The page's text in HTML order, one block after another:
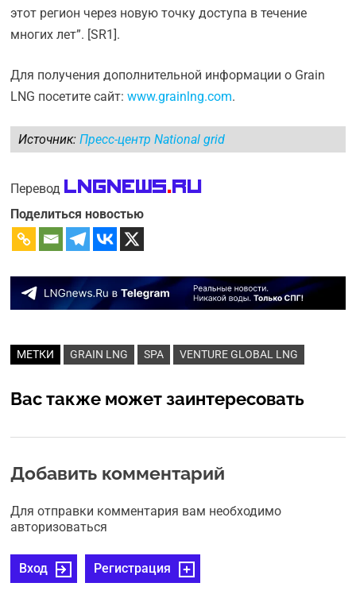
этот регион через новую точку доступа в течение
многих лет”. [SR1].
Для получения дополнительной информации о Grain
LNG посетите сайт:www.grainlng.com.
Источник:Пресс-центр National grid
Перевод LNGnews. Ru
Поделиться новостью
МЕТКИ GRAIN LNG SPA VENTURE GLOBAL LNG
Вас также может заинтересовать
Добавить комментарий
Для отправки комментария вам необходимо
авторизоваться
Вход Регистрация